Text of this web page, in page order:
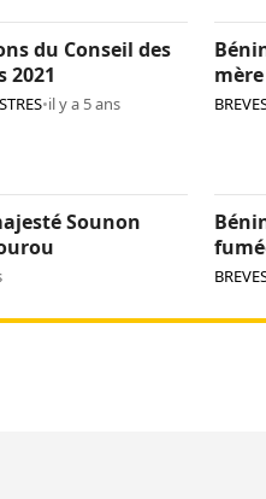
du Conseil des
2021
•il y a 5 ans
Sounon